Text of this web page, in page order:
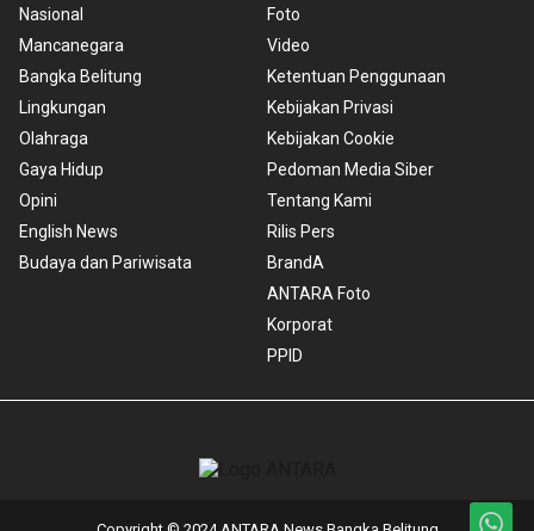
Nasional
Mancanegara
Bangka Belitung
Lingkungan
Olahraga
Gaya Hidup
Opini
English News
Budaya dan Pariwisata
Foto
Video
Ketentuan Penggunaan
Kebijakan Privasi
Kebijakan Cookie
Pedoman Media Siber
Tentang Kami
Rilis Pers
BrandA
ANTARA Foto
Korporat
PPID